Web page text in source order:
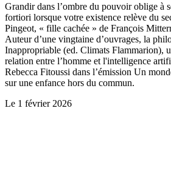
Grandir dans l’ombre du pouvoir oblige à
fortiori lorsque votre existence relève du
Pingeot, « fille cachée » de François
Auteur d’une vingtaine d’ouvrages, la
Inappropriable (ed. Climats Flammarion),
relation entre l’homme et l'intelligence
Rebecca Fitoussi dans l’émission Un
sur une enfance hors du commun.
Le 1 février 2026